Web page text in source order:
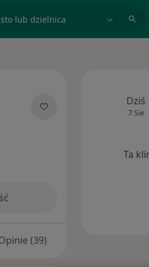
(39)
Dziś
7 Sie
Ta